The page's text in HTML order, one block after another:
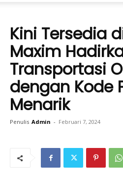
Kini Tersedia
Maxim
Transportasi
dengan Kode
Menarik
Penulis Admin - Februari 7, 2024